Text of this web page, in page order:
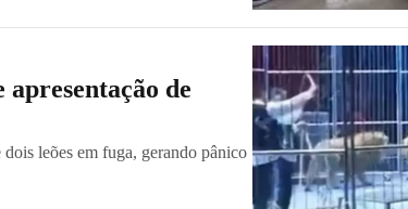
de
leões em fuga, gerando pânico